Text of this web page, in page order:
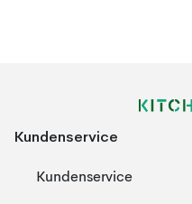
Kundenservice
Kundenservice